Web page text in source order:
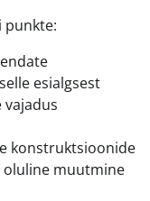
punkte:
esialgsest
konstruktsioonide
oluline muutmine